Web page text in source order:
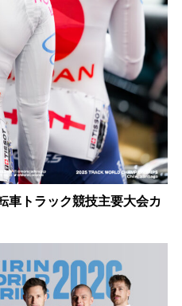
車トラック競技主要大会カ